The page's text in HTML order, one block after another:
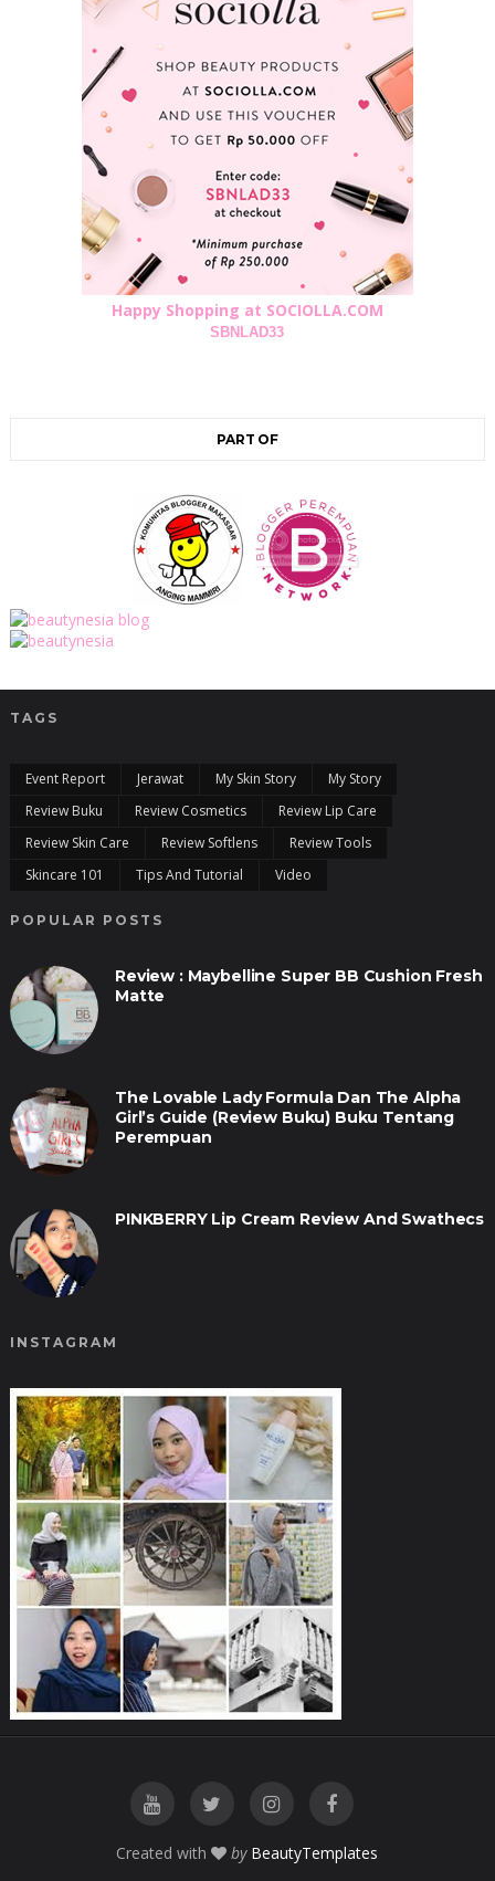
Happy Shopping at SOCIOLLA.COM
SBNLAD33
PART OF
TAGS
Event Report Jerawat My Skin Story
My Story
Review Buku
Review Cosmetics
Review Lip Care
Review Skin Care
Review Softlens
Review Tools
Skincare 101
Tips And Tutorial Video
POPULAR POSTS
Review : Maybelline Super BB Cushion Fresh
Matte
The Lovable Lady Formula Dan The Alpha
Girl’s Guide (Review Buku) Buku Tentang
Perempuan
PINKBERRY Lip Cream Review And Swathecs
INSTAGRAM
Created with by BeautyTemplates